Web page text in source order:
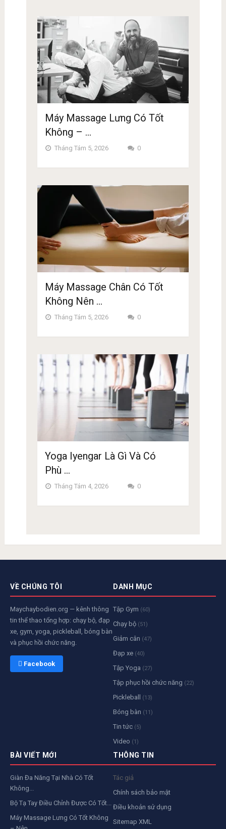
Máy Massage Lưng Có Tốt
Không – …
Tháng Tám 5, 2026 0
Máy Massage Chân Có Tốt
Không Nên …
Tháng Tám 5, 2026 0
Yoga Iyengar Là Gì Và Có
Phù …
Tháng Tám 4, 2026 0
VỀ CHÚNG TÔI
Maychaybodien.org — kênh thông
tin thể thao tổng hợp: chạy bộ, đạp
xe, gym, yoga, pickleball, bóng bàn
và phục hồi chức năng.
 Facebook
DANH MỤC
Tập Gym (60)
Chạy bộ (51)
Giảm cân (47)
Đạp xe (40)
Tập Yoga (27)
Tập phục hồi chức năng (22)
Pickleball (13)
Bóng bàn (11)
Tin tức (5)
Video (1)
BÀI VIẾT MỚI
Giàn Đa Năng Tại Nhà Có Tốt
Không...
Bộ Tạ Tay Điều Chỉnh Được Có Tốt...
Máy Massage Lưng Có Tốt Không
THÔNG TIN
Tác giả
Chính sách bảo mật
Điều khoản sử dụng
Sitemap XML